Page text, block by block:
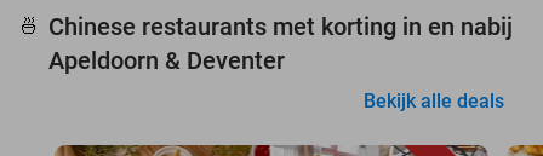
🍜
Chinese restaurants met korting in en nabij
Apeldoorn & Deventer
Bekijk alle deals